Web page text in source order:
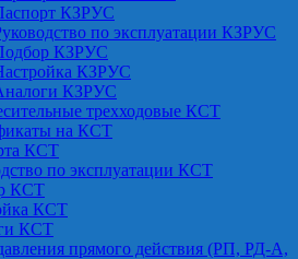
КЗРУС
по эксплуатации КЗРУС
КЗРУС
КЗРУС
КЗРУС
трехходовые КСТ
на КСТ
КСТ
по эксплуатации КСТ
КСТ
КСТ
КСТ
прямого действия (РП, РД-А,